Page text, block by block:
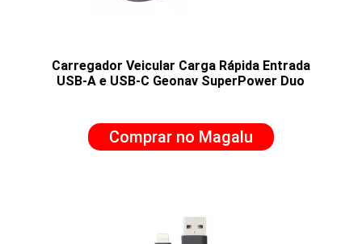
Carregador Veicular Carga Rápida Entrada
USB-A e USB-C Geonav SuperPower Duo
Comprar no Magalu